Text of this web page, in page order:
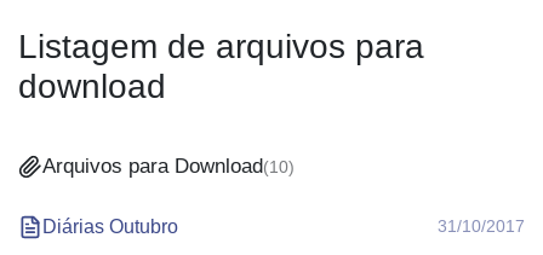
Listagem de arquivos para
download
Arquivos para Download(10)
Diárias Outubro 31/10/2017